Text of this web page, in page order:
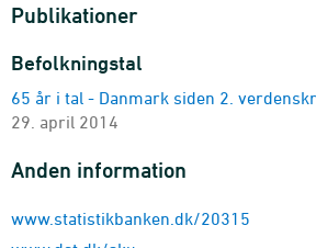
Arbejdsmarkedstilknytning (procent)
beskæftigelsesstatus, alder og køn (15-
2008K1-2026K1 - Pct.
Arbejdsmarkedstilknytning
beskæftigelsesstatus og område (15-64-
beskæftigelsesstatus og område (15-64-
Publikationer
Befolkningstal
65 år i tal - Danmark siden 2.
29. april 2014
Anden information
www.statistikbanken.dk/20315